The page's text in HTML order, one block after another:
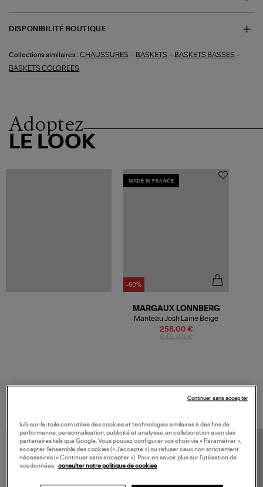
DISPONIBILITÉ BOUTIQUE
Collections similaires : CHAUSSURES - BASKETS - BASKETS BASSES -
BASKETS COLOREES
Adoptez
LE LOOK
MADE IN FRANCE
-60%
258,00 €
MARGAUX LONNBERG
Manteau Josh Laine Beige
lulli-sur-la-toile.com utilise des cookies et technologies similaires à des fins de
performance, personnalisation, publicité et analyses, en collaboration avec des
partenaires tels que Google. Vous pouvez configurer vos choix via « Paramétrer »,
accepter l’ensemble des cookies (« J’accepte ») ou refuser ceux non strictement
nécessaires (« Continuer sans accepter »). Pour en savoir plus sur l’utilisation de
vos données, consulter notre politique de cookies
Continuer sans accepter